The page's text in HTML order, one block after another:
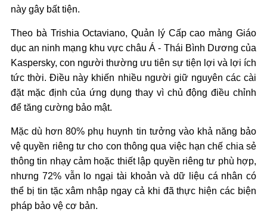
này gây bất tiện.
Theo bà Trishia Octaviano, Quản lý Cấp cao mảng Giáo
dục an ninh mạng khu vực châu Á - Thái Bình Dương của
Kaspersky, con người thường ưu tiên sự tiện lợi và lợi ích
tức thời. Điều này khiến nhiều người giữ nguyên các cài
đặt mặc định của ứng dụng thay vì chủ động điều chỉnh
để tăng cường bảo mật.
Mặc dù hơn 80% phụ huynh tin tưởng vào khả năng bảo
vệ quyền riêng tư cho con thông qua việc hạn chế chia sẻ
thông tin nhạy cảm hoặc thiết lập quyền riêng tư phù hợp,
nhưng 72% vẫn lo ngại tài khoản và dữ liệu cá nhân có
thể bị tin tặc xâm nhập ngay cả khi đã thực hiện các biện
pháp bảo vệ cơ bản.